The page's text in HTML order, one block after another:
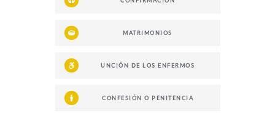
MATRIMONIOS
UNCIÓN DE LOS ENFERMOS
CONFESIÓN O PENITENCIA